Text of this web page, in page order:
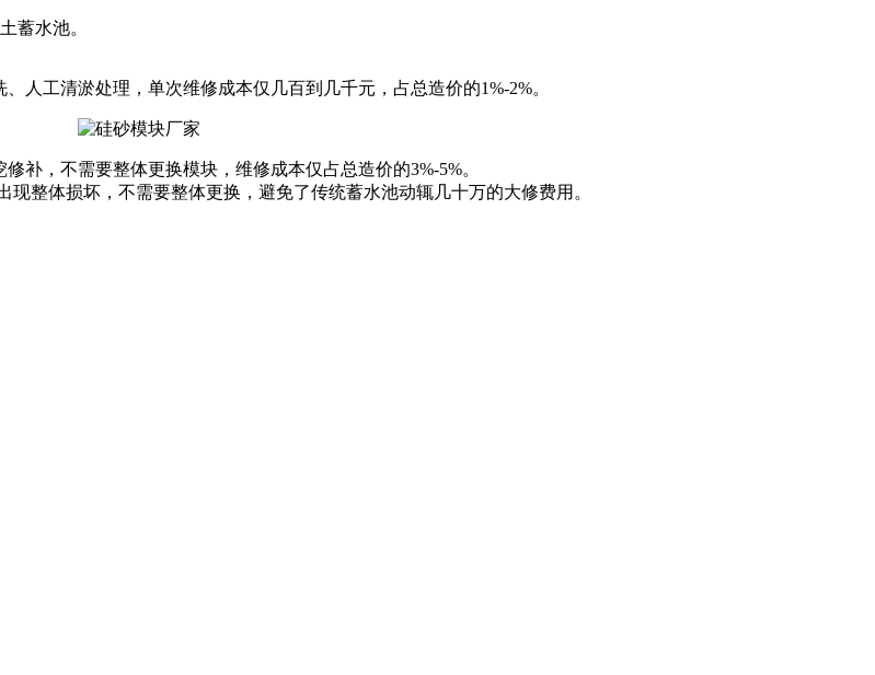
蓄水池‌。
人工清淤处理，单次维修成本仅几百到几千元，占总造价的1%-2%。
补，不需要整体更换模块，维修成本仅占总造价的3%-5%。
整体损坏，不需要整体更换，避免了传统蓄水池动辄几十万的大修费用。